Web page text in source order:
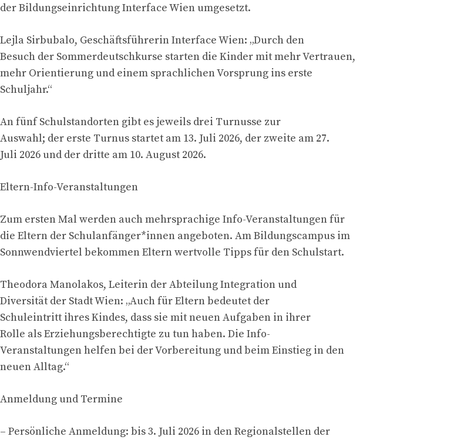
der Bildungseinrichtung Interface Wien umgesetzt.
Lejla Sirbubalo, Geschäftsführerin Interface Wien: „Durch den
Besuch der Sommerdeutschkurse starten die Kinder mit mehr Vertrauen,
mehr Orientierung und einem sprachlichen Vorsprung ins erste
Schuljahr.“
An fünf Schulstandorten gibt es jeweils drei Turnusse zur
Auswahl; der erste Turnus startet am 13. Juli 2026, der zweite am 27.
Juli 2026 und der dritte am 10. August 2026.
Eltern-Info-Veranstaltungen
Zum ersten Mal werden auch mehrsprachige Info-Veranstaltungen für
die Eltern der Schulanfänger*innen angeboten. Am Bildungscampus im
Sonnwendviertel bekommen Eltern wertvolle Tipps für den Schulstart.
Theodora Manolakos, Leiterin der Abteilung Integration und
Diversität der Stadt Wien: „Auch für Eltern bedeutet der
Schuleintritt ihres Kindes, dass sie mit neuen Aufgaben in ihrer
Rolle als Erziehungsberechtigte zu tun haben. Die Info-
Veranstaltungen helfen bei der Vorbereitung und beim Einstieg in den
neuen Alltag.“
Anmeldung und Termine
– Persönliche Anmeldung: bis 3. Juli 2026 in den Regionalstellen der